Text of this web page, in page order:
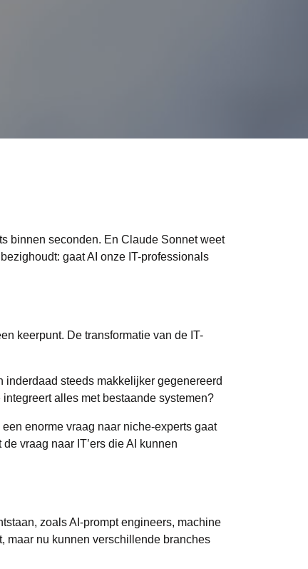
binnen seconden. En Claude Sonnet weet
gaat AI onze IT-professionals
keerpunt. De transformatie van de IT-
steeds makkelijker gegenereerd
alles met bestaande systemen?
enorme vraag naar niche-experts gaat
vraag naar IT’ers die AI kunnen
zoals AI-prompt engineers, machine
maar nu kunnen verschillende branches